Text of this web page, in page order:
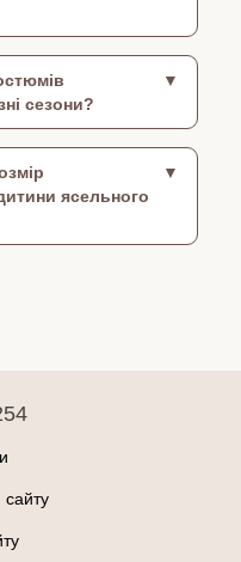
сезони?
ясельного
сайту